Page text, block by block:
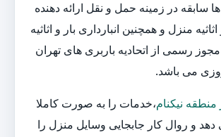
سابقه در زمینه حمل و نقل ارائه دهنده
منزل و همچنین انبارداری بار و اثاثیه
رسمی از اتحادیه باربری های تهران
می باشد.
منطقه نیکنام،خدمات را به صورت کاملا
و روال کار جابجایی وسایل منزل را